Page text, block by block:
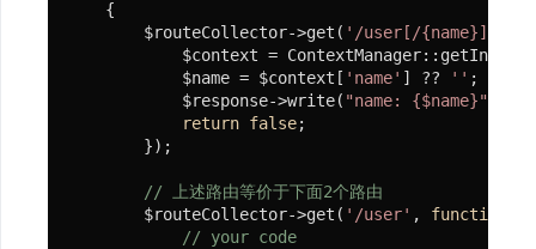
{
        $routeCollector->get(
'/user[/{name}]'
$context =
            $name = $context[
'name' ] ?? '' ;
            $response->write(
"name: {$name}"
return false;
        });
// 上述路由等价于下面2个路由
        $routeCollector->get(
'/user' , function
// your code